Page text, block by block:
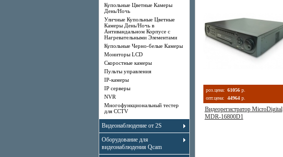
Купольные Цветные Камеры
День/Ночь
Уличные Купольные Цветные
Камеры День/Ночь в
Антивандальном Корпусе с
Нагревательными Элементами
Купольные Черно-белые Камеры
Мониторы LCD
Скоростные камеры
Пульты управления
IP-камеры
IP серверы
NVR
Многофункциональный тестер
для CCTV
Видеонаблюдение от 2S
Оборудование для
видеонаблюдения Qcam
роз.цена: 61056 р.
опт.цена:
44964 р.
Видеорегистратор MicroDigital
MDR-16800D1